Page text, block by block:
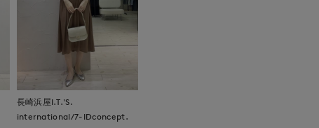
長崎浜屋I.T.'S.
international/7-IDconcept.